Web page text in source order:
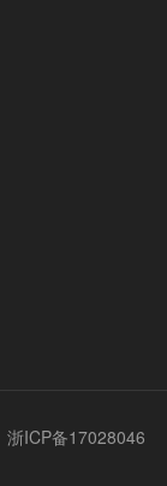
浙ICP备17028046